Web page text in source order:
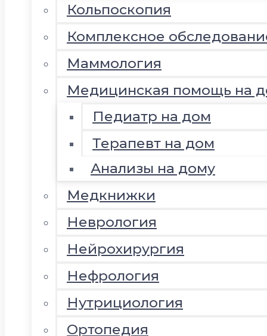
Кольпоскопия
Комплексное
Маммология
Медицинская помощь на
Педиатр на дом
Терапевт на дом
Анализы на дому
Медкнижки
Неврология
Нейрохирургия
Нефрология
Нутрициология
Ортопедия